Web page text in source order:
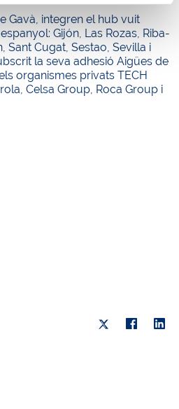
Gavà, integren el hub vuit
Gijón, Las Rozas, Riba-
Sant Cugat, Sestao, Sevilla i
la seva adhesió Aigües de
organismes privats TECH
Celsa Group, Roca Group i